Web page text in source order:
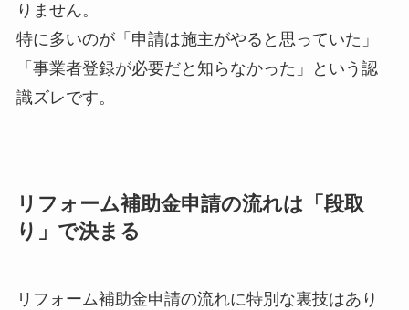
りません。
特に多いのが「申請は施主がやると思っていた」
「事業者登録が必要だと知らなかった」という認
識ズレです。
リフォーム補助金申請の流れは「段取
り」で決まる
リフォーム補助金申請の流れに特別な裏技はあり